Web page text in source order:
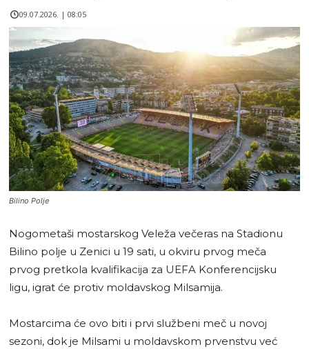
09.07.2026. | 08:05
Bilino Polje
Nogometaši mostarskog Veleža večeras na Stadionu
Bilino polje u Zenici u 19 sati, u okviru prvog meča
prvog pretkola kvalifikacija za UEFA Konferencijsku
ligu, igrat će protiv moldavskog Milsamija.
Mostarcima će ovo biti i prvi službeni meč u novoj
sezoni, dok je Milsami u moldavskom prvenstvu već